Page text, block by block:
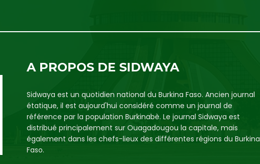
A PROPOS DE SIDWAYA
Sidwaya est un quotidien national du Burkina Faso. Ancien journal
étatique, il est aujourd'hui considéré comme un journal de
référence par la population Burkinabè. Le journal Sidwaya est
distribué principalement sur Ouagadougou la capitale, mais
également dans les chefs-lieux des différentes régions du Burkina
Faso.